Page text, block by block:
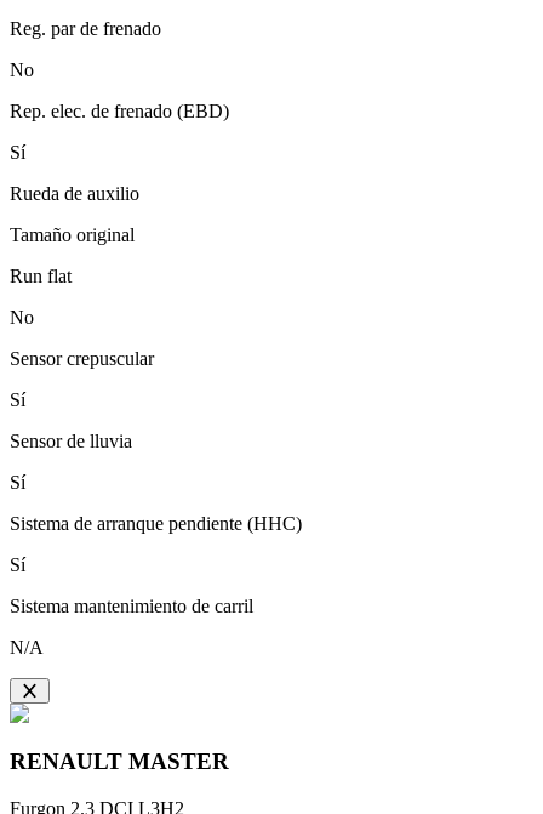
Reg. par de frenado
No
Rep. elec. de frenado (EBD)
Sí
Rueda de auxilio
Tamaño original
Run flat
No
Sensor crepuscular
Sí
Sensor de lluvia
Sí
Sistema de arranque pendiente (HHC)
Sí
Sistema mantenimiento de carril
N/A
RENAULT MASTER
Furgon 2.3 DCI L3H2